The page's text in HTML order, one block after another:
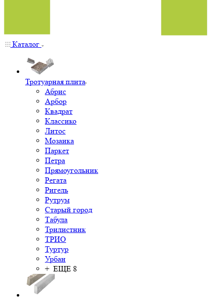
Каталог
Тротуарная плита
Абрис
Арбор
Квадрат
Классико
Литос
Мозаика
Паркет
Петра
Прямоугольник
Регата
Ригель
Рутрум
Старый город
Табула
Трилистник
ТРИО
Туртур
Урбан
+ ЕЩЕ 8